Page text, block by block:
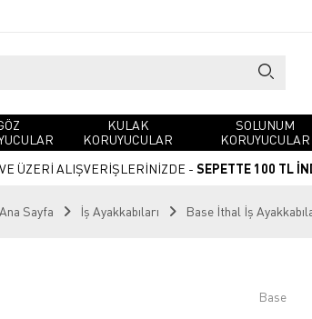
KULAK
KORUYUCULAR
SOLUNUM
KORUYUCULAR
ÜZERİ ALIŞVERİŞLERİNİZDE - SEPETTE 100 TL
Ana Sayfa İş Ayakkabıları Base İthal İş
Base